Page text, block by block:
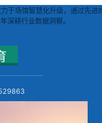
于场馆智慧化升级，通过先
深耕行业数据洞察。